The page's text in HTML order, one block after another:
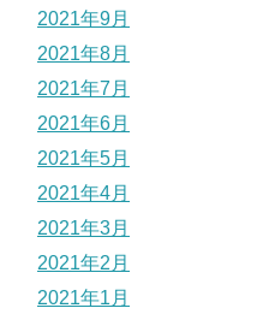
2021年9月
2021年8月
2021年7月
2021年6月
2021年5月
2021年4月
2021年3月
2021年2月
2021年1月